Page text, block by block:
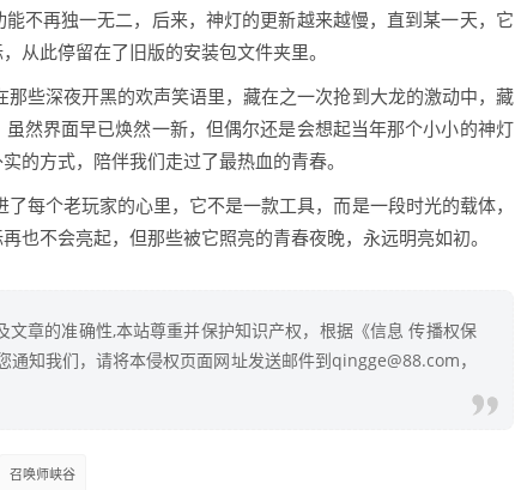
不再独一无二，后来，神灯的更新越来越慢，直到某一天，它
从此停留在了旧版的安装包文件夹里。
些深夜开黑的欢声笑语里，藏在之一次抢到大龙的激动中，藏
然界面早已焕然一新，但偶尔还是会想起当年那个小小的神灯
方式，陪伴我们走过了最热血的青春。
每个老玩家的心里，它不是一款工具，而是一段时光的载体，
也不会亮起，但那些被它照亮的青春夜晚，永远明亮如初。
章的准确性,本站尊重并保护知识产权，根据《信息 传播权保
知我们，请将本侵权页面网址发送邮件到qingge@88.com，
召唤师峡谷